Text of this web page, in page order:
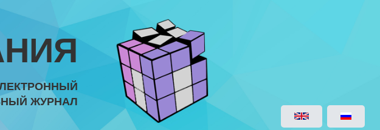
ЖУРНАЛ